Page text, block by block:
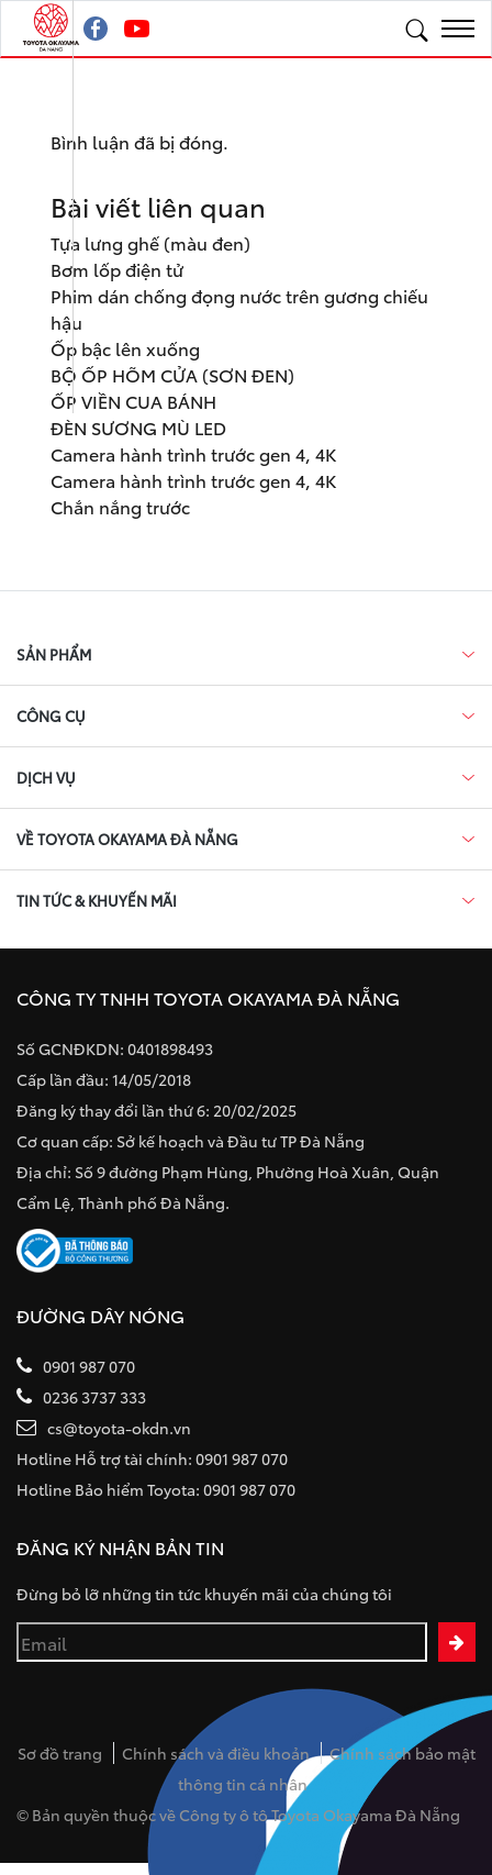
Bình luận đã bị đóng.
Bài viết liên quan
Tựa lưng ghế (màu đen)
Bơm lốp điện tử
Phim dán chống đọng nước trên gương chiếu
hậu
Ốp bậc lên xuống
BỘ ỐP HÕM CỬA (SƠN ĐEN)
ỐP VIỀN CUA BÁNH
ĐÈN SƯƠNG MÙ LED
Camera hành trình trước gen 4, 4K
Camera hành trình trước gen 4, 4K
Chắn nắng trước
SẢN PHẨM
CÔNG CỤ
DỊCH VỤ
VỀ TOYOTA OKAYAMA ĐÀ NẴNG
TIN TỨC & KHUYẾN MÃI
CÔNG TY TNHH TOYOTA OKAYAMA ĐÀ NẴNG
Số GCNĐKDN: 0401898493
Cấp lần đầu: 14/05/2018
Đăng ký thay đổi lần thứ 6: 20/02/2025
Cơ quan cấp: Sở kế hoạch và Đầu tư TP Đà Nẵng
Địa chỉ: Số 9 đường Phạm Hùng, Phường Hoà Xuân, Quận
Cẩm Lệ, Thành phố Đà Nẵng.
ĐƯỜNG DÂY NÓNG
0901 987 070
0236 3737 333
cs@toyota-okdn.vn
Hotline Hỗ trợ tài chính: 0901 987 070
Hotline Bảo hiểm Toyota: 0901 987 070
ĐĂNG KÝ NHẬN BẢN TIN
Đừng bỏ lỡ những tin tức khuyến mãi của chúng tôi
Sơ đồ trang Chính sách và điều khoản
Chính sách bảo mật
thông tin cá nhân
© Bản quyền thuộc về Công ty ô tô Toyota Okayama Đà Nẵng